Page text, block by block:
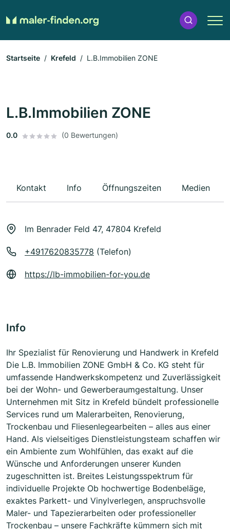
Startseite Krefeld L.B.Immobilien ZONE
L.B.Immobilien ZONE
0.0 (0 Bewertungen)
Kontakt Info Öffnungszeiten Medien
Im Benrader Feld 47, 47804 Krefeld
+4917620835778 (Telefon)
https://lb-immobilien-for-you.de
Info
Ihr Spezialist für Renovierung und Handwerk in Krefeld
Die L.B. Immobilien ZONE GmbH & Co. KG steht für
umfassende Handwerkskompetenz und Zuverlässigkeit
bei der Wohn- und Gewerberaumgestaltung. Unser
Unternehmen mit Sitz in Krefeld bündelt professionelle
Services rund um Malerarbeiten, Renovierung,
Trockenbau und Fliesenlegearbeiten – alles aus einer
Hand. Als vielseitiges Dienstleistungsteam schaffen wir
ein Ambiente zum Wohlfühlen, das exakt auf die
Wünsche und Anforderungen unserer Kunden
zugeschnitten ist. Breites Leistungsspektrum für
individuelle Projekte Ob hochwertige Bodenbeläge,
exaktes Parkett- und Vinylverlegen, anspruchsvolle
Maler- und Tapezierarbeiten oder professioneller
Trockenbau – unsere Fachkräfte kümmern sich mit